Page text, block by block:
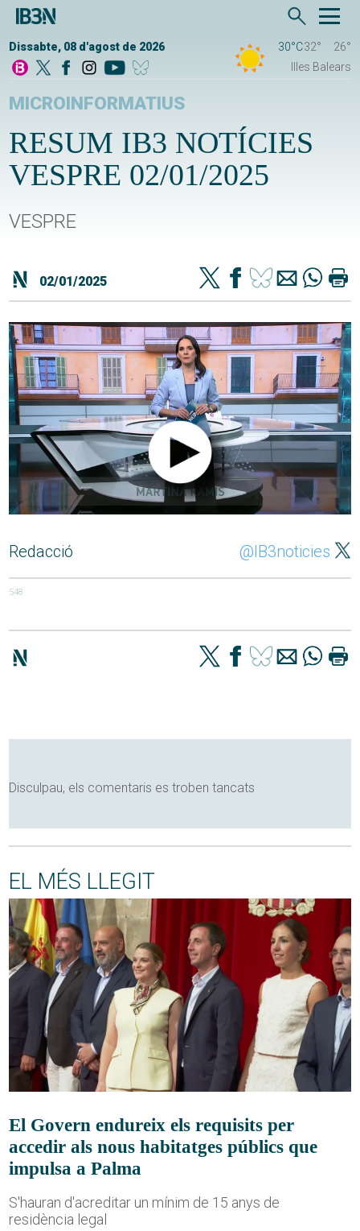
Dissabte, 08 d'agost de 2026 30°C32°
26°
Illes Balears
MICROINFORMATIUS
RESUM IB3 NOTÍCIES
VESPRE 02/01/2025
VESPRE
02/01/2025
Redacció @IB3noticies
548
Disculpau, els comentaris es troben tancats
EL MÉS LLEGIT
El Govern endureix els requisits per
accedir als nous habitatges públics que
impulsa a Palma
S'hauran d'acreditar un mínim de 15 anys de
residència legal